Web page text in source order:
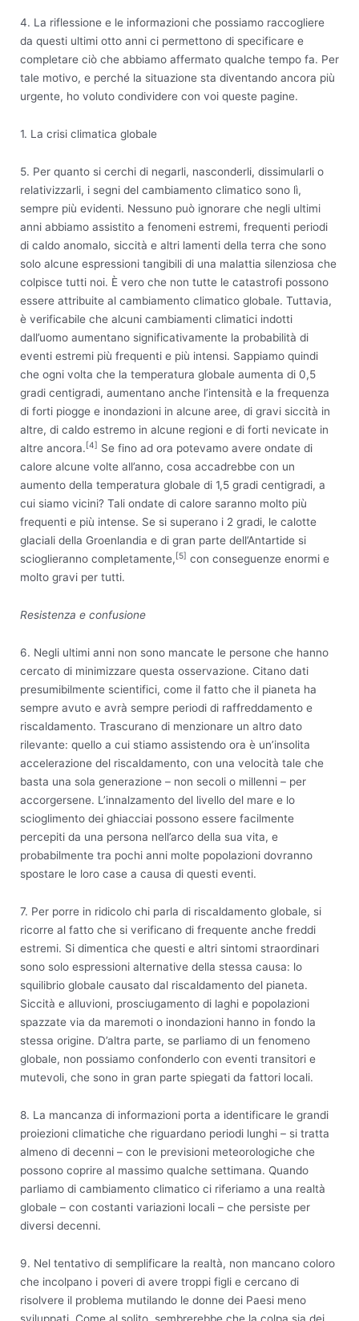
4. La riflessione e le informazioni che possiamo raccogliere
da questi ultimi otto anni ci permettono di specificare e
completare ciò che abbiamo affermato qualche tempo fa. Per
tale motivo, e perché la situazione sta diventando ancora più
urgente, ho voluto condividere con voi queste pagine.
1. La crisi climatica globale
5. Per quanto si cerchi di negarli, nasconderli, dissimularli o
relativizzarli, i segni del cambiamento climatico sono lì,
sempre più evidenti. Nessuno può ignorare che negli ultimi
anni abbiamo assistito a fenomeni estremi, frequenti periodi
di caldo anomalo, siccità e altri lamenti della terra che sono
solo alcune espressioni tangibili di una malattia silenziosa che
colpisce tutti noi. È vero che non tutte le catastrofi possono
essere attribuite al cambiamento climatico globale. Tuttavia,
è verificabile che alcuni cambiamenti climatici indotti
dall’uomo aumentano significativamente la probabilità di
eventi estremi più frequenti e più intensi. Sappiamo quindi
che ogni volta che la temperatura globale aumenta di 0,5
gradi centigradi, aumentano anche l’intensità e la frequenza
di forti piogge e inondazioni in alcune aree, di gravi siccità in
altre, di caldo estremo in alcune regioni e di forti nevicate in
altre ancora.[4] Se fino ad ora potevamo avere ondate di
calore alcune volte all’anno, cosa accadrebbe con un
aumento della temperatura globale di 1,5 gradi centigradi, a
cui siamo vicini? Tali ondate di calore saranno molto più
frequenti e più intense. Se si superano i 2 gradi, le calotte
glaciali della Groenlandia e di gran parte dell’Antartide si
scioglieranno completamente,[5] con conseguenze enormi e
molto gravi per tutti.
Resistenza e confusione
6. Negli ultimi anni non sono mancate le persone che hanno
cercato di minimizzare questa osservazione. Citano dati
presumibilmente scientifici, come il fatto che il pianeta ha
sempre avuto e avrà sempre periodi di raffreddamento e
riscaldamento. Trascurano di menzionare un altro dato
rilevante: quello a cui stiamo assistendo ora è un’insolita
accelerazione del riscaldamento, con una velocità tale che
basta una sola generazione – non secoli o millenni – per
accorgersene. L’innalzamento del livello del mare e lo
scioglimento dei ghiacciai possono essere facilmente
percepiti da una persona nell’arco della sua vita, e
probabilmente tra pochi anni molte popolazioni dovranno
spostare le loro case a causa di questi eventi.
7. Per porre in ridicolo chi parla di riscaldamento globale, si
ricorre al fatto che si verificano di frequente anche freddi
estremi. Si dimentica che questi e altri sintomi straordinari
sono solo espressioni alternative della stessa causa: lo
squilibrio globale causato dal riscaldamento del pianeta.
Siccità e alluvioni, prosciugamento di laghi e popolazioni
spazzate via da maremoti o inondazioni hanno in fondo la
stessa origine. D’altra parte, se parliamo di un fenomeno
globale, non possiamo confonderlo con eventi transitori e
mutevoli, che sono in gran parte spiegati da fattori locali.
8. La mancanza di informazioni porta a identificare le grandi
proiezioni climatiche che riguardano periodi lunghi – si tratta
almeno di decenni – con le previsioni meteorologiche che
possono coprire al massimo qualche settimana. Quando
parliamo di cambiamento climatico ci riferiamo a una realtà
globale – con costanti variazioni locali – che persiste per
diversi decenni.
9. Nel tentativo di semplificare la realtà, non mancano coloro
che incolpano i poveri di avere troppi figli e cercano di
risolvere il problema mutilando le donne dei Paesi meno